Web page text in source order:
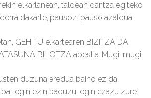
elkarlanean, taldean dantza egiteko
dakarte, pausoz-pauso azaldua.
GEHITU elkartearen BIZITZA DA
BIHOTZA abestia. Mugi-mugi!
duzuna eredua baino ez da,
egin ezin baduzu, egin ezazu zure